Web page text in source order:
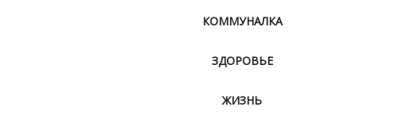
КОММУНАЛКА
ЗДОРОВЬЕ
ЖИЗНЬ